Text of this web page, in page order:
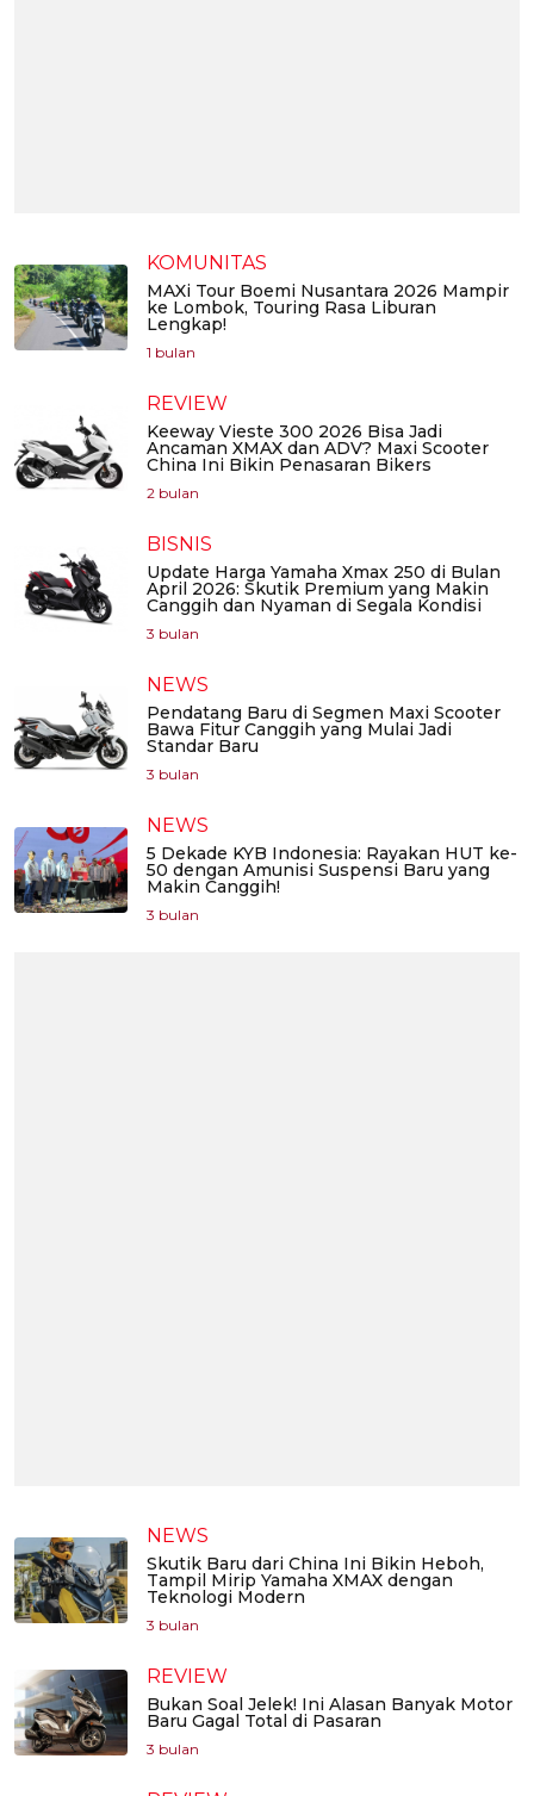
KOMUNITAS
MAXi Tour Boemi Nusantara 2026 Mampir
ke Lombok, Touring Rasa Liburan
Lengkap!
1 bulan
REVIEW
Keeway Vieste 300 2026 Bisa Jadi
Ancaman XMAX dan ADV? Maxi Scooter
China Ini Bikin Penasaran Bikers
2 bulan
BISNIS
Update Harga Yamaha Xmax 250 di Bulan
April 2026: Skutik Premium yang Makin
Canggih dan Nyaman di Segala Kondisi
3 bulan
NEWS
Pendatang Baru di Segmen Maxi Scooter
Bawa Fitur Canggih yang Mulai Jadi
Standar Baru
3 bulan
NEWS
5 Dekade KYB Indonesia: Rayakan HUT ke-
50 dengan Amunisi Suspensi Baru yang
Makin Canggih!
3 bulan
NEWS
Skutik Baru dari China Ini Bikin Heboh,
Tampil Mirip Yamaha XMAX dengan
Teknologi Modern
3 bulan
REVIEW
Bukan Soal Jelek! Ini Alasan Banyak Motor
Baru Gagal Total di Pasaran
3 bulan